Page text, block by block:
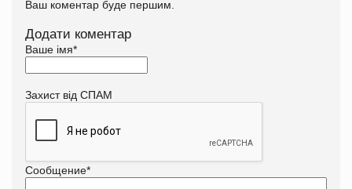
Ваш коментар буде першим.
Додати коментар
Ваше імя*
Захист від СПАМ
Сообщение*